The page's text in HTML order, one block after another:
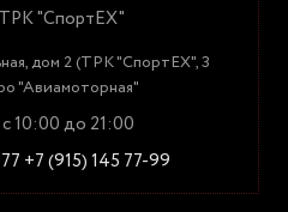
"СпортЕХ"
дом 2 (ТРК "СпортЕХ", 3
"Авиамоторная"
10:00 до 21:00
+7 (915) 145 77-99